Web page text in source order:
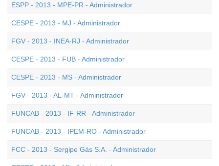
ESPP - 2013 - MPE-PR - Administrador
CESPE - 2013 - MJ - Administrador
FGV - 2013 - INEA-RJ - Administrador
CESPE - 2013 - FUB - Administrador
CESPE - 2013 - MS - Administrador
FGV - 2013 - AL-MT - Administrador
FUNCAB - 2013 - IF-RR - Administrador
FUNCAB - 2013 - IPEM-RO - Administrador
FCC - 2013 - Sergipe Gás S.A. - Administrador